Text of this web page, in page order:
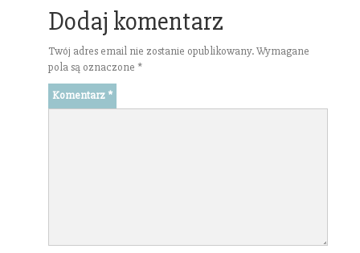
Dodaj komentarz
Twój adres email nie zostanie opublikowany.Wymagane
pola są oznaczone *
Komentarz *